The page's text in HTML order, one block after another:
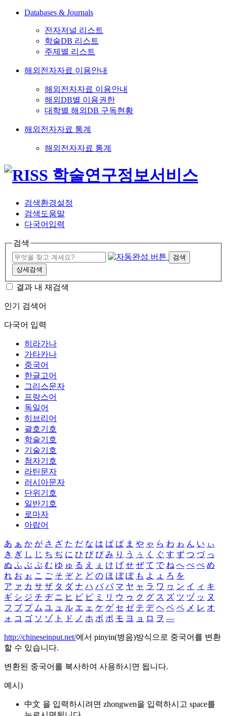
Databases & Journals
전자저널 리스트
학술DB 리스트
주제별 리스트
해외전자자료 이용안내
해외전자자료 이용안내
해외DB별 이용권한
대학별 해외DB 구독현황
해외전자자료 통계
해외전자자료 통계
검색환경설정
검색도움말
다국어입력
검색
검색
상세검색
결과 내 재검색
인기 검색어
다국어 입력
히라가나
가타카나
중국어
한글고어
그리스문자
프랑스어
독일어
히브리어
괄호기호
학술기호
기술기호
첨자기호
라틴문자
러시아문자
단위기호
일반기호
로마자
아랍어
あ ぁ か が さ ざ た だ な は ば ぱ ま や ゃ ら わ ゎ ん い ぃ
き ぎ し じ ち ぢ に ひ び ぴ み り う ぅ く ぐ す ず つ づ っ
ぬ ふ ぶ ぷ む ゆ ゅ る え ぇ け げ せ ぜ て で ね へ べ ぺ め
れ お ぉ こ ご そ ぞ と ど の ほ ぼ ぽ も よ ょ ろ を
ア ァ カ サ ザ タ ダ ナ ハ バ パ マ ヤ ャ ラ ワ ヮ ン イ ィ キ
ギ シ ジ チ ヂ ニ ヒ ビ ピ ミ リ ウ ゥ ク グ ス ズ ツ ヅ ッ ヌ
フ ブ プ ム ユ ュ ル エ ェ ケ ゲ セ ゼ テ デ ヘ ベ ペ メ レ オ
ォ コ ゴ ソ ゾ ト ド ノ ホ ボ ポ モ ヨ ョ ロ ヲ ―
http://chineseinput.net/에서 pinyin(병음)방식으로 중국어를 변환
할 수 있습니다.
변환된 중국어를 복사하여 사용하시면 됩니다.
예시)
中文 을 입력하시려면 zhongwen을 입력하시고 space를